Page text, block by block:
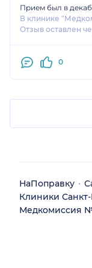
Прием был в
В клинике
Отзыв оставлен
0
НаПоправку
Клиники
Медкомиссия